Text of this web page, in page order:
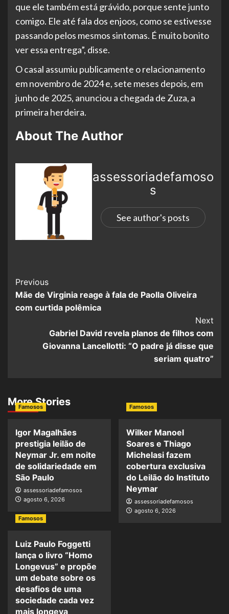
que ele também está grávido, porque sente junto
comigo. Ele até fala dos enjoos, como se estivesse
passando pelos mesmos sintomas. É muito bonito
ver essa entrega”, disse.
O casal assumiu publicamente o relacionamento
em novembro de 2024 e, sete meses depois, em
junho de 2025, anunciou a chegada de Zuza, a
primeira herdeira.
About The Author
assessoriadefamoso
s
See author's posts
Previous
Mãe de Virginia reage à fala de Paolla Oliveira
com curtida polêmica
Next
Gabriel David revela planos de filhos com
Giovanna Lancellotti: “O padre já disse que
seriam quatro”
More Stories
Famosos
Igor Magalhães
prestigia leilão de
Neymar Jr. em noite
de solidariedade em
São Paulo
assessoriadefamosos
agosto 6, 2026
Famosos
Wilker Manoel
Soares e Thiago
Michelasi fazem
cobertura exclusiva
do Leilão do Instituto
Neymar
assessoriadefamosos
agosto 6, 2026
Famosos
Luiz Paulo Foggetti
lança o livro “Homo
Longevus” e propõe
um debate sobre os
desafios de uma
sociedade cada vez
mais longeva